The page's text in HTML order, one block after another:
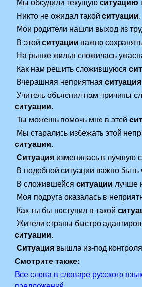
Мы обсудили текущуюситуацию
Никто не ожидал такойситуации.
Мои родители нашли выход из
В этойситуации важно
На рынке жилья сложилась
Как нам решить сложившуюся
Вчерашняя неприятная
Учитель объяснил нам причины
ситуации.
Ты можешь помочь мне в этой
Мы старались избежать этой
ситуации.
Ситуация изменилась в лучшую
В подобной ситуации важно быть
В сложившейсяситуации лучше
Моя подруга оказалась в
Как ты бы поступил в такой
Жители страны быстро
ситуации.
Ситуация вышла из-под
Смотрите также:
Все слова в словаре русского